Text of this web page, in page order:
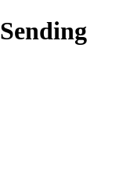
Sending